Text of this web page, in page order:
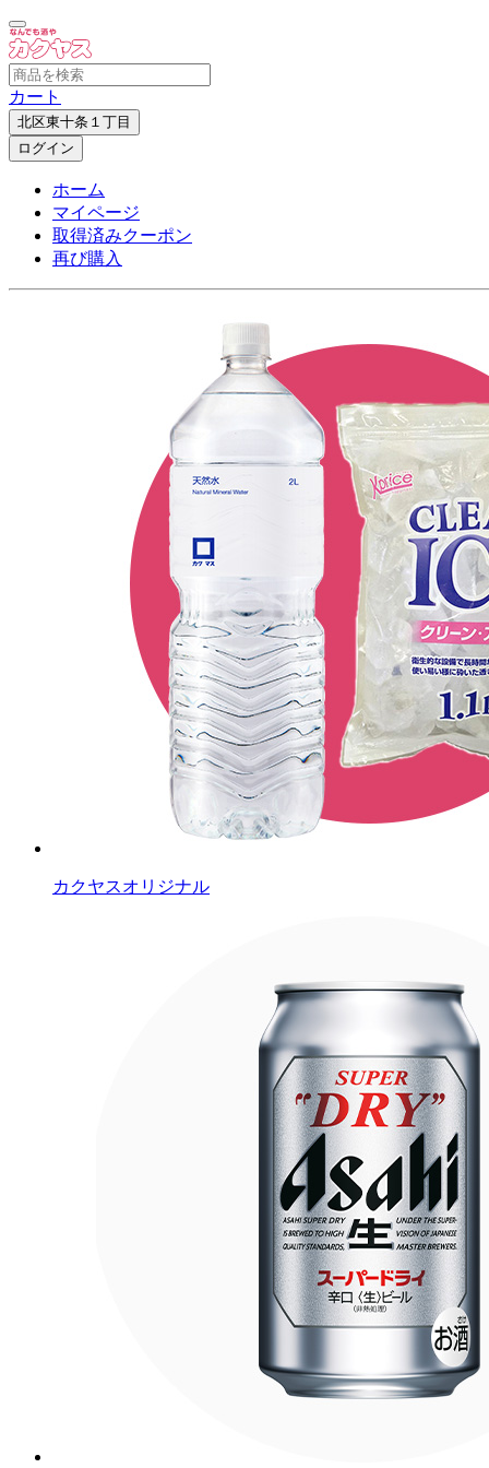
カート
北区東十条１丁目
ログイン
ホーム
マイページ
取得済みクーポン
再び購入
カクヤスオリジナル